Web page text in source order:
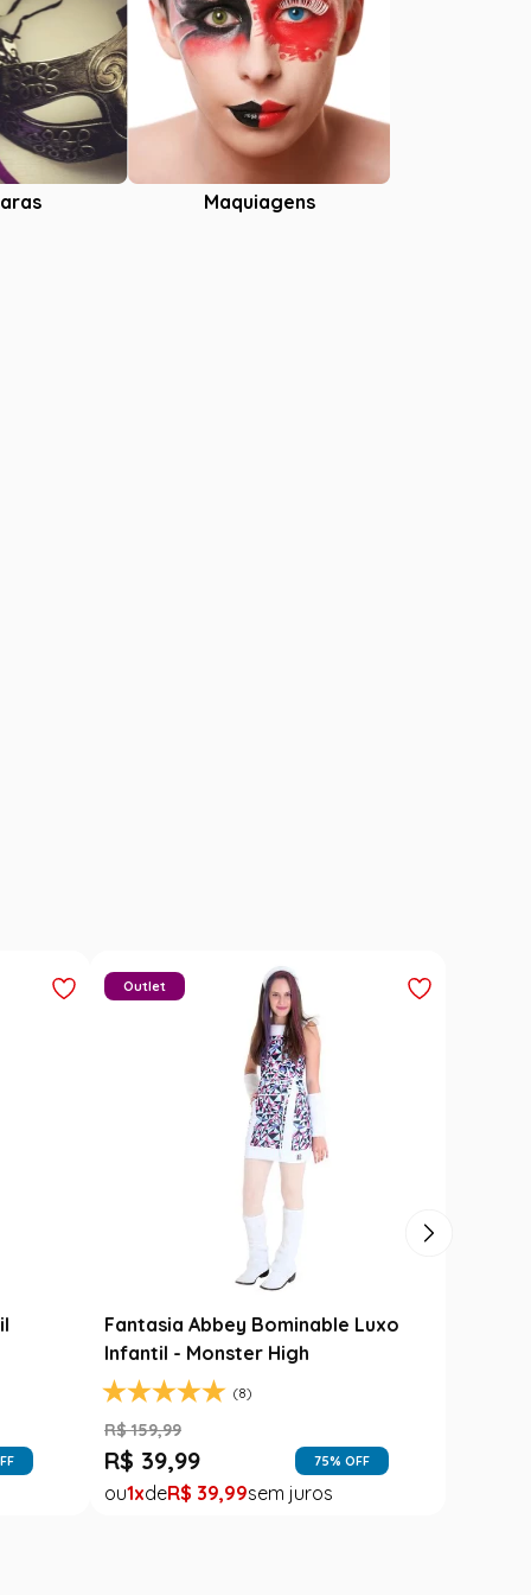
Maquiagens
Saia Festa Junina Infantil Branca
Noivinha com Fitas Coloridas
R$ 78,90
R$ 49 ,99
1 R$ 49,99